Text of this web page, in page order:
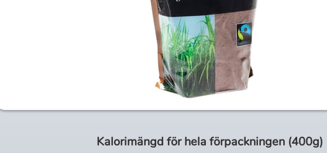
Kalorimängd förhela förpackningen (400g)